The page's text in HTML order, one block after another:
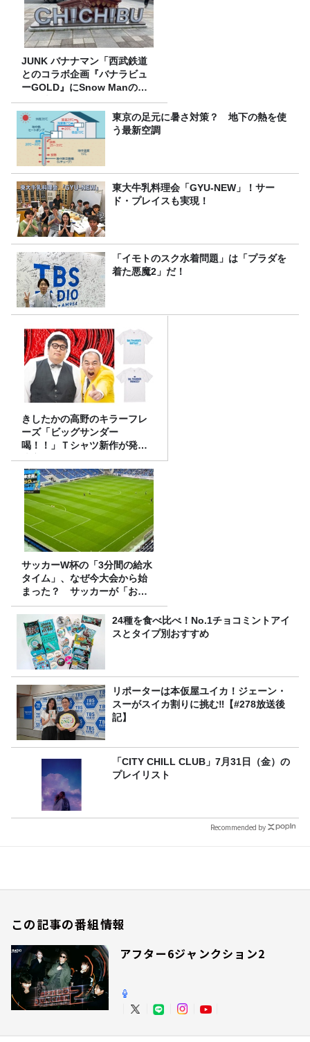
JUNK バナナマン「西武鉄道
とのコラボ企画『バナラビュ
ーGOLD』にSnow Manの深
澤辰哉さん登場！！」
東京の足元に暑さ対策？ 地下の熱を使
う最新空調
東大牛乳料理会「GYU-NEW」！サー
ド・プレイスも実現！
「イモトのスク水着問題」は「プラダを
着た悪魔2」だ！
きしたかの高野のキラーフレ
ーズ「ビッグサンダー
喝！！」Ｔシャツ新作が発売
決定！
サッカーW杯の「3分間の給水
タイム」、なぜ今大会から始
まった？ サッカーが「お
金」に変わる仕組み
24種を食べ比べ！No.1チョコミントアイ
スとタイプ別おすすめ
リポーターは本仮屋ユイカ！ジェーン・
スーがスイカ割りに挑む‼【#278放送後
記】
「CITY CHILL CLUB」7月31日（金）の
プレイリスト
Recommended by
この記事の番組情報
アフター6ジャンクション2